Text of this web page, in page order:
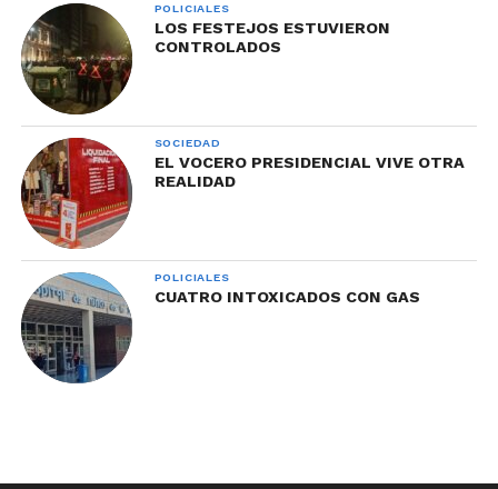
POLICIALES
LOS FESTEJOS ESTUVIERON
CONTROLADOS
SOCIEDAD
EL VOCERO PRESIDENCIAL VIVE OTRA
REALIDAD
POLICIALES
CUATRO INTOXICADOS CON GAS